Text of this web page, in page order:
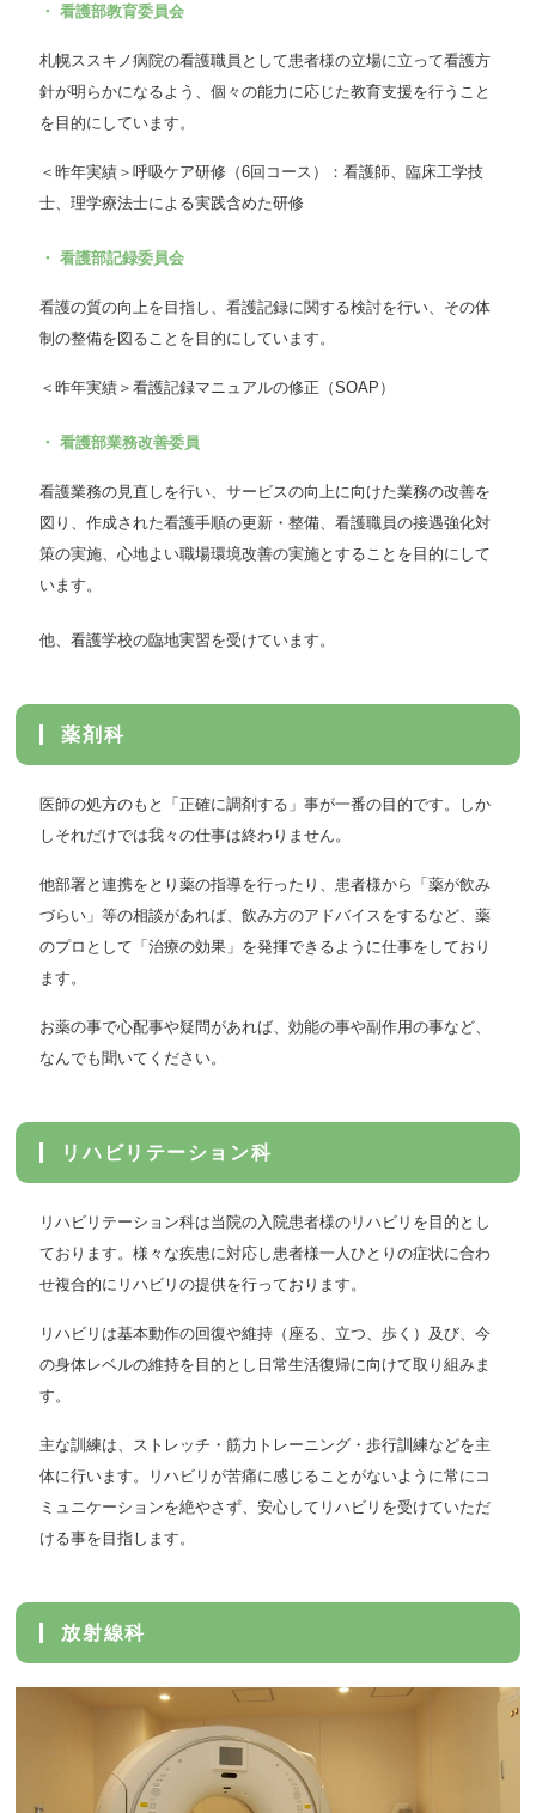
・ 看護部教育委員会
札幌ススキノ病院の看護職員として患者様の立場に立って看護方
針が明らかになるよう、個々の能力に応じた教育支援を行うこと
を目的にしています。
＜昨年実績＞呼吸ケア研修（6回コース）：看護師、臨床工学技
士、理学療法士による実践含めた研修
・ 看護部記録委員会
看護の質の向上を目指し、看護記録に関する検討を行い、その体
制の整備を図ることを目的にしています。
＜昨年実績＞看護記録マニュアルの修正（SOAP）
・ 看護部業務改善委員
看護業務の見直しを行い、サービスの向上に向けた業務の改善を
図り、作成された看護手順の更新・整備、看護職員の接遇強化対
策の実施、心地よい職場環境改善の実施とすることを目的にして
います。
他、看護学校の臨地実習を受けています。
薬剤科
医師の処方のもと「正確に調剤する」事が一番の目的です。しか
しそれだけでは我々の仕事は終わりません。
他部署と連携をとり薬の指導を行ったり、患者様から「薬が飲み
づらい」等の相談があれば、飲み方のアドバイスをするなど、薬
のプロとして「治療の効果」を発揮できるように仕事をしており
ます。
お薬の事で心配事や疑問があれば、効能の事や副作用の事など、
なんでも聞いてください。
リハビリテーション科
リハビリテーション科は当院の入院患者様のリハビリを目的とし
ております。様々な疾患に対応し患者様一人ひとりの症状に合わ
せ複合的にリハビリの提供を行っております。
リハビリは基本動作の回復や維持（座る、立つ、歩く）及び、今
の身体レベルの維持を目的とし日常生活復帰に向けて取り組みま
す。
主な訓練は、ストレッチ・筋力トレーニング・歩行訓練などを主
体に行います。リハビリが苦痛に感じることがないように常にコ
ミュニケーションを絶やさず、安心してリハビリを受けていただ
ける事を目指します。
放射線科